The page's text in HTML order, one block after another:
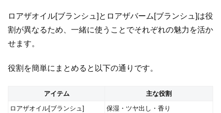
ロアザオイル[ブランシュ]とロアザバーム[ブランシュ]は役
割が異なるため、一緒に使うことでそれぞれの魅力を活か
せます。
役割を簡単にまとめると以下の通りです。
アイテム
主な役割
ロアザオイル[ブランシュ]
保湿・ツヤ出し・香り